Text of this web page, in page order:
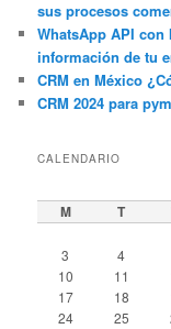
sus procesos
WhatsApp API
información de tu
CRM en México
CRM 2024 para
CALENDARIO
M T
3
4
10
11
17
18
24
25